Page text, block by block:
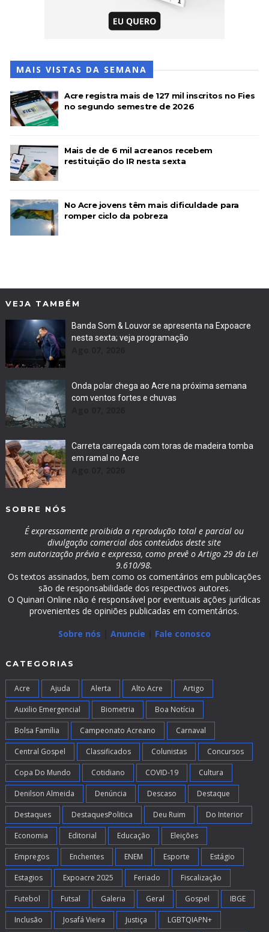
MAIS VISTAS DA SEMANA
Acre registra mais de 127 mil inscritos no Fies
no segundo semestre de 2026
Mais de de 6 mil acreanos recebem
restituição do IR nesta sexta
No Acre jovens têm mais dificuldade para
romper ciclo da pobreza
VEJA TAMBÉM
Banda Som & Louvor se apresenta na Expoacre
nesta sexta; veja programação
Onda polar chega ao Acre na próxima semana
com ventos fortes e chuvas
Carreta carregada com toras de madeira tomba
em ramal no Acre
SOBRE NÓS
É expressamente proibida a reprodução total e parcial ou
divulgação comercial dos conteúdos deste site
sem autorização prévia e expressa, como prevê o Artigo 29 da Lei
9.610/98.
Os textos assinados, bem como os comentários em publicações
são de responsabilidade dos respectivos autores.
O Quinari Online não é responsável por eventuais ações jurídicas
provenientes de opiniões publicadas em comentários.
Sobre nós
Anuncie Fale conosco
CATEGORIAS
Acre Ajuda Alerta Alto Acre Artigo
Auxilio Emergencial Biometria Boa Notícia
Bolsa Família Campeonato Acreano Carnaval
Central Gospel Classificados Colunistas Concursos
Copa Do Mundo Cotidiano COVID-19 Cultura
Denilson Almeida Denúncia Descaso Destaque
Destaques DestaquesPolitica Deu Ruim Do Interior
Economia Editorial Educação Eleições
Empregos Enchentes ENEM Esporte Estágio
Estagios Expoacre 2025 Feriado Fiscalização
Futebol Futsal Galeria Geral Gospel IBGE
Inclusão Josafá Vieira Justiça LGBTQIAPN+